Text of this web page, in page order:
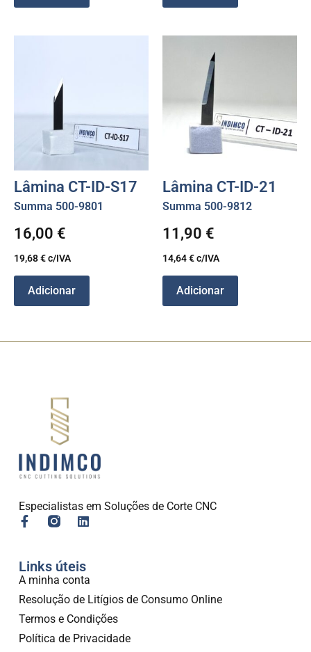
Lâmina CT-ID-S17
Summa 500-9801
16,00 €
19,68€c/IVA
Adicionar
Lâmina CT-ID-21
Summa 500-9812
11,90 €
14,64€c/IVA
Adicionar
Especialistas em Soluções de Corte CNC
Links úteis
A minha conta
Resolução de Litígios de Consumo Online
Termos e Condições
Política de Privacidade